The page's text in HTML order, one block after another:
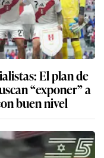
El plan de
“exponer” a
buen nivel